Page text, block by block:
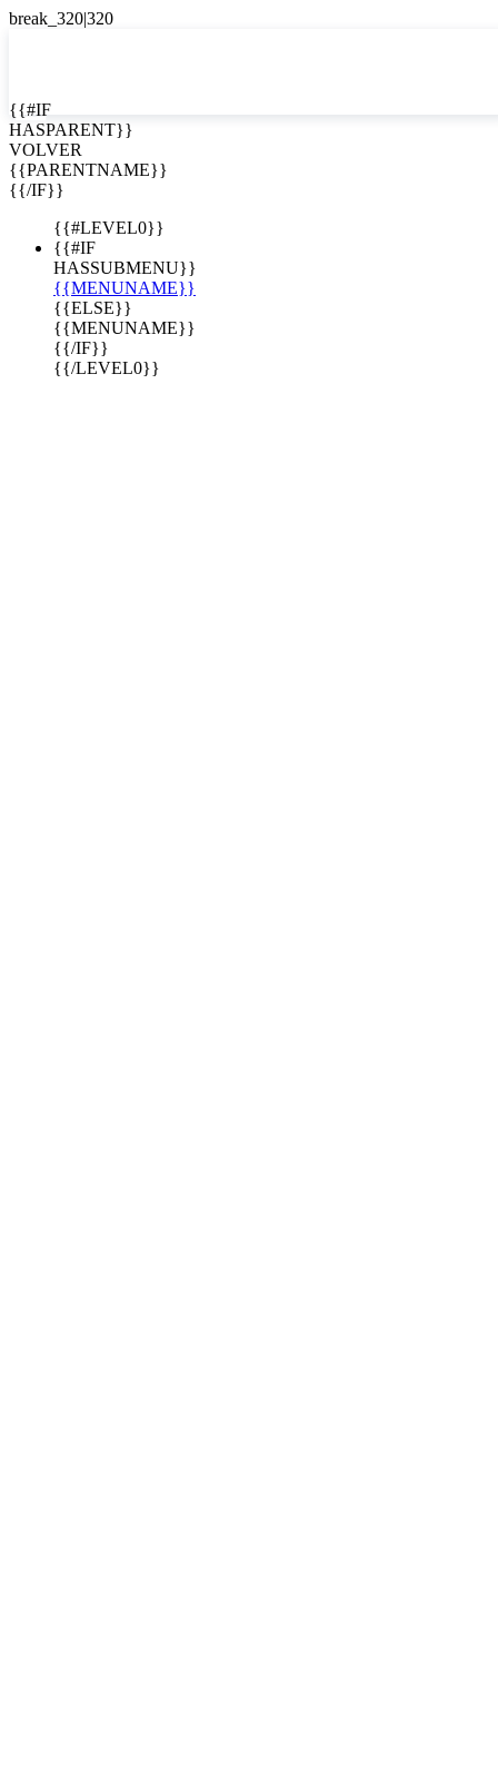

EN
ES
{{#IF
HASPARENT}}
VOLVER
{{PARENTNAME}}
{{/IF}}
{{#LEVEL0}}
{{#IF
HASSUBMENU}}
{{MENUNAME}}
{{ELSE}}
{{MENUNAME}}
{{/IF}}
{{/LEVEL0}}
Espinal